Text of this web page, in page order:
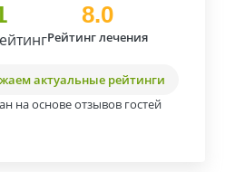
8.0
Рейтинг лечения
актуальные рейтинги
на основе отзывов гостей